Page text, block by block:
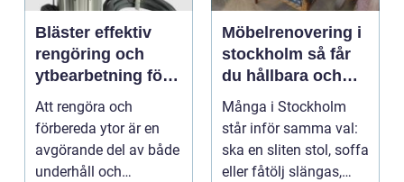
Bläster effektiv
rengöring och
ytbearbetning för
proffs och
hantverkare
Att rengöra och
förbereda ytor är en
avgörande del av både
underhåll och
Möbelrenovering i
stockholm så får
du hållbara och
vackra möbler
Många i Stockholm
står inför samma val:
ska en sliten stol, soffa
eller fåtölj slängas,